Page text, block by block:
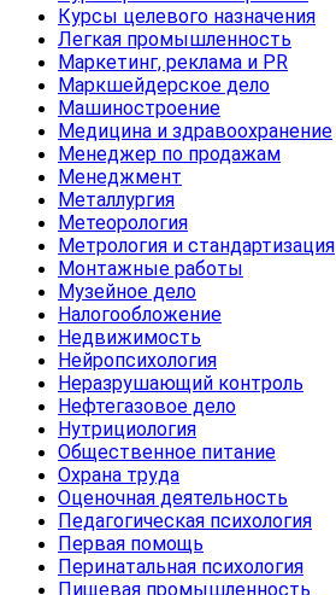
Курсы целевого назначения
Легкая промышленность
Маркетинг, реклама и PR
Маркшейдерское дело
Машиностроение
Медицина и здравоохранение
Менеджер по продажам
Менеджмент
Металлургия
Метеорология
Метрология и стандартизация
Монтажные работы
Музейное дело
Налогообложение
Недвижимость
Нейропсихология
Неразрушающий контроль
Нефтегазовое дело
Нутрициология
Общественное питание
Охрана труда
Оценочная деятельность
Педагогическая психология
Первая помощь
Перинатальная психология
Пищевая промышленность